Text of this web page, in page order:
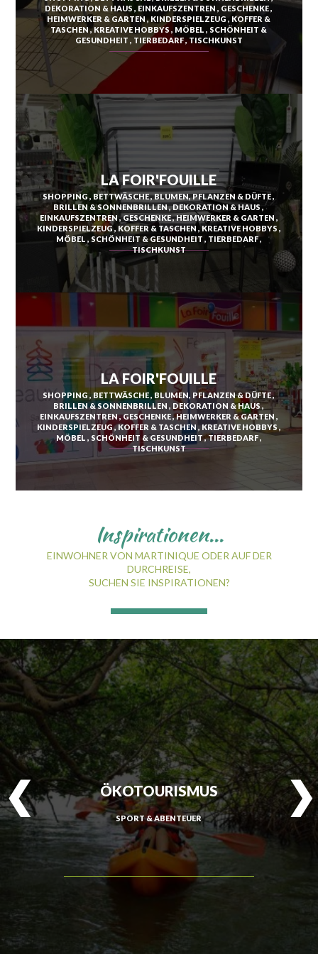
DUCOS
FONDS-SAINT-DENIS
FORT-DE-FRANCE
LE FRANÇOIS
GRAND'RIVIÈRE
GROS-MORNE
LE LAMENTIN
LE LORRAIN
LE MARIGOT
LE MORNE-VERT
RIVIÈRE-PILOTE
RIVIÈRE-SALÉE
LE ROBERT
SAINTE-ANNE
SAINTE-LUCE
SAINTE-MARIE
SAINT-ESPRIT
SAINT-JOSEPH
SAINT-PIERRE
SCHŒLCHER
DEKORATION & HAUS EINKAUFSZENTREN GESCHENKE
HEIMWERKER & GARTEN KINDERSPIELZEUG KOFFER &
TASCHEN KREATIVE HOBBYS MÖBEL SCHÖNHEIT &
GESUNDHEIT
TIERBEDARF TISCHKUNST
LA FOIR'FOUILLE
SHOPPING BETTWÄSCHE BLUMEN, PFLANZEN & DÜFTE
BRILLEN & SONNENBRILLEN DEKORATION & HAUS
EINKAUFSZENTREN
GESCHENKE HEIMWERKER & GARTEN
KINDERSPIELZEUG KOFFER & TASCHEN
KREATIVE HOBBYS
MÖBEL
SCHÖNHEIT & GESUNDHEIT
TIERBEDARF
TISCHKUNST
LA FOIR'FOUILLE
SHOPPING BETTWÄSCHE
BLUMEN, PFLANZEN & DÜFTE
BRILLEN & SONNENBRILLEN
DEKORATION & HAUS
EINKAUFSZENTREN GESCHENKE HEIMWERKER & GARTEN
KINDERSPIELZEUG KOFFER & TASCHEN
KREATIVE HOBBYS
MÖBEL
SCHÖNHEIT & GESUNDHEIT TIERBEDARF
TISCHKUNST
Inspirationen...
EINWOHNER VON MARTINIQUE ODER AUF DER
DURCHREISE,
SUCHEN SIE INSPIRATIONEN?
ÖKOTOURISMUS
SPORT & ABENTEUER